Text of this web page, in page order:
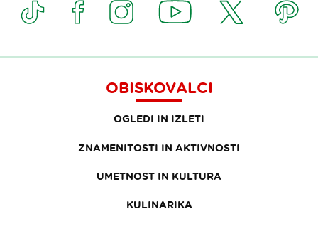
OBISKOVALCI
OGLEDI IN IZLETI
ZNAMENITOSTI IN AKTIVNOSTI
UMETNOST IN KULTURA
KULINARIKA